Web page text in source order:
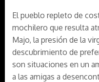
El pueblo repleto de
mochilero que resulta
Majo, la presión de la
descubrimiento de
son situaciones en un
a las amigas a